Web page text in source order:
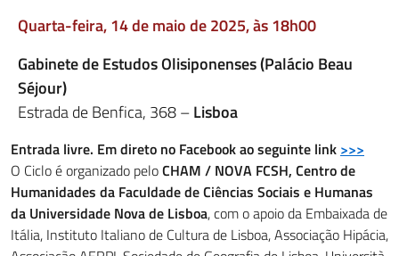
Quarta-feira, 14 de maio de 2025, às 18h00
Gabinete de Estudos Olisiponenses (Palácio Beau
Séjour)
Estrada de Benfica, 368 –Lisboa
Entrada livre. Em direto no Facebook ao seguinte link >>>
O Ciclo é organizado peloCHAM / NOVA FCSH, Centro de
Humanidades da Faculdade de Ciências Sociais e Humanas
da Universidade Nova de Lisboa, com o apoio da Embaixada de
Itália, Instituto Italiano de Cultura de Lisboa, Associação Hipácia,